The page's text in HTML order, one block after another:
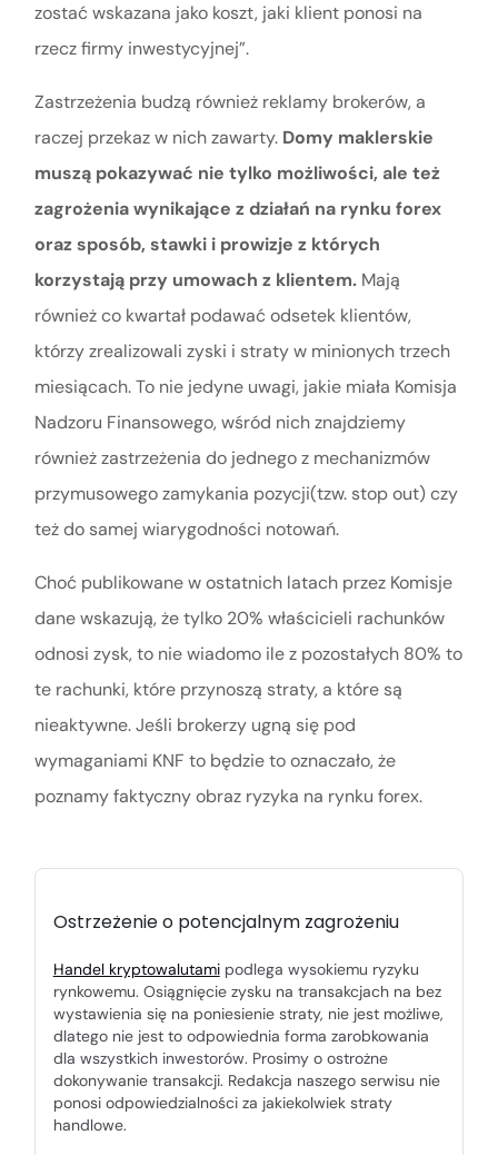
zostać wskazana jako koszt, jaki klient ponosi na
rzecz firmy inwestycyjnej”.
Zastrzeżenia budzą również reklamy brokerów, a
raczej przekaz w nich zawarty. Domy maklerskie
muszą pokazywać nie tylko możliwości, ale też
zagrożenia wynikające z działań na rynku forex
oraz sposób, stawki i prowizje z których
korzystają przy umowach z klientem.Mają
również co kwartał podawać odsetek klientów,
którzy zrealizowali zyski i straty w minionych trzech
miesiącach. To nie jedyne uwagi, jakie miała Komisja
Nadzoru Finansowego, wśród nich znajdziemy
również zastrzeżenia do jednego z mechanizmów
przymusowego zamykania pozycji(tzw. stop out) czy
też do samej wiarygodności notowań.
Choć publikowane w ostatnich latach przez Komisje
dane wskazują, że tylko 20% właścicieli rachunków
odnosi zysk, to nie wiadomo ile z pozostałych 80% to
te rachunki, które przynoszą straty, a które są
nieaktywne. Jeśli brokerzy ugną się pod
wymaganiami KNF to będzie to oznaczało, że
poznamy faktyczny obraz ryzyka na rynku forex.
Ostrzeżenie o potencjalnym zagrożeniu
Handel kryptowalutamipodlega wysokiemu ryzyku
rynkowemu. Osiągnięcie zysku na transakcjach na bez
wystawienia się na poniesienie straty, nie jest możliwe,
dlatego nie jest to odpowiednia forma zarobkowania
dla wszystkich inwestorów. Prosimy o ostrożne
dokonywanie transakcji. Redakcja naszego serwisu nie
ponosi odpowiedzialności za jakiekolwiek straty
handlowe.